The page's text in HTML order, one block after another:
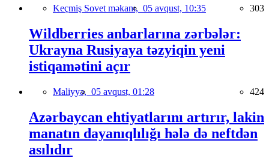
Keçmiş Sovet məkanı, 05 avqust, 10:35 303
Wildberries anbarlarına zərbələr:
Ukrayna Rusiyaya təzyiqin yeni
istiqamətini açır
Maliyyə, 05 avqust, 01:28 424
Azərbaycan ehtiyatlarını artırır, lakin
manatın dayanıqlılığı hələ də neftdən
asılıdır